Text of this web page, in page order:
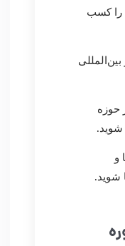
را کسب
حوزه
شوید.
و
شوید.